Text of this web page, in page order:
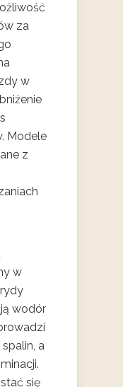
za
w
Modele
z
w
wodór
a
się